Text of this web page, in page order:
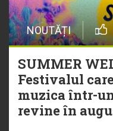
NOUTĂȚI
SUMMER
Festivalul
muzica într-
revine în